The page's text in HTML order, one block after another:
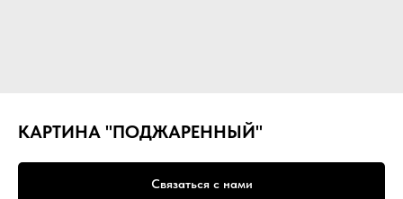
КАРТИНА "ПОДЖАРЕННЫЙ"
Связаться с нами